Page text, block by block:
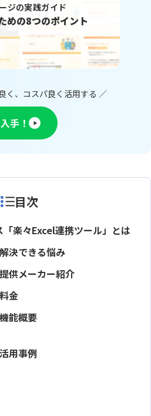
ジの実践ガイド
めの8つのポイント
く、コスパ良く活用する ／
手！
目次
楽々Excel連携ツール」とは
決できる悩み
供メーカー紹介
金
能概要
用事例